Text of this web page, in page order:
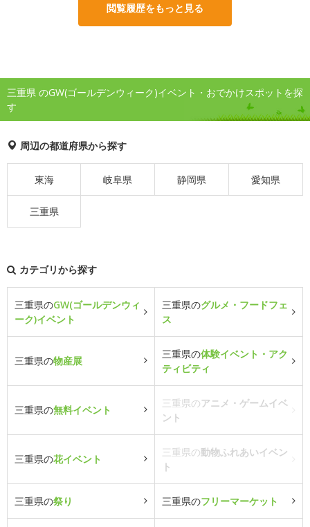
閲覧履歴をもっと見る
三重県 のGW(ゴールデンウィーク)イベント・おでかけスポットを探
す
周辺の都道府県から探す
東海 岐阜県 静岡県 愛知県
三重県
カテゴリから探す
三重県のGW(ゴールデンウィ
ーク)イベント
三重県のグルメ・フードフェ
ス
三重県の物産展
三重県の体験イベント・アク
ティビティ
三重県の無料イベント
三重県のアニメ・ゲームイベ
ント
三重県の花イベント
三重県の動物ふれあいイベン
ト
三重県の祭り 三重県のフリーマーケット